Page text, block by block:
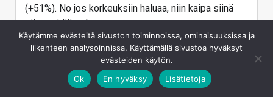
(+51%). No jos korkeuksiin haluaa, niin kaipa siinä
siivet pitää polttaa.
Vastaa
Lebensraum
Käytämme evästeitä sivuston toiminnoissa, ominaisuuksissa ja
liikenteen analysoinnissa. Käyttämällä sivustoa hyväksyt
evästeiden käytön.
Ok
En hyväksy Lisätietoja